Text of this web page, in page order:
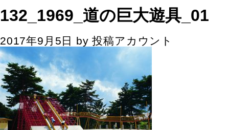
132_1969_道の巨大遊具_01
2017年9月5日 by投稿アカウント